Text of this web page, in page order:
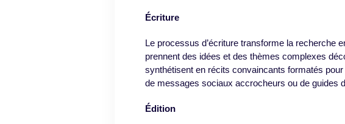
Écriture
Le processus d’écriture transforme la recherche
prennent des idées et des thèmes complexes
synthétisent en récits convaincants formatés pour
de messages sociaux accrocheurs ou de guides
Édition